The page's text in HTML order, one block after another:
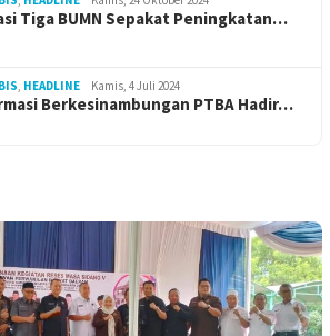
Tiga BUMN Sepakat Peningkatan…
, HEADLINE Kamis, 4 Juli 2024
Berkesinambungan PTBA Hadir…